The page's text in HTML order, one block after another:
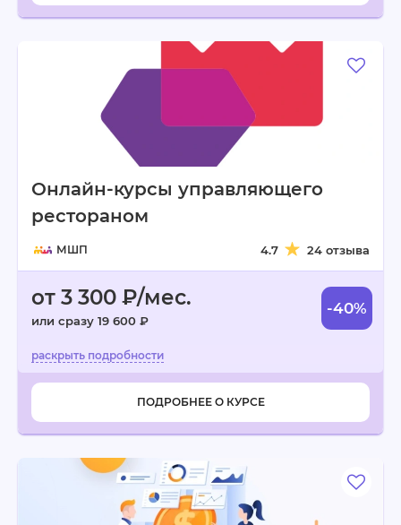
Онлайн-курсы управляющего
рестораном
МШП 4.7 24 отзыва
от 3 300 ₽/мес.
или сразу 19 600 ₽
-40%
ПОДРОБНЕЕ О КУРСЕ